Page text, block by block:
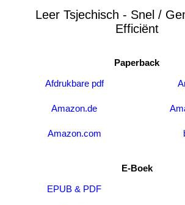
Leer Tsjechisch - Snel /
Efficiënt
Paperback
Afdrukbare pdf
Amazon.de
Amazon.com
E-Boek
EPUB & PDF